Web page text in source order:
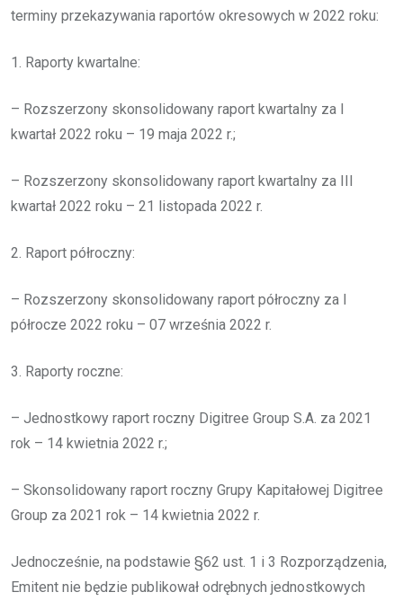
terminy przekazywania raportów okresowych w 2022 roku:
1. Raporty kwartalne:
– Rozszerzony skonsolidowany raport kwartalny za I
kwartał 2022 roku – 19 maja 2022 r.;
– Rozszerzony skonsolidowany raport kwartalny za III
kwartał 2022 roku – 21 listopada 2022 r.
2. Raport półroczny:
– Rozszerzony skonsolidowany raport półroczny za I
półrocze 2022 roku – 07 września 2022 r.
3. Raporty roczne:
– Jednostkowy raport roczny Digitree Group S.A. za 2021
rok – 14 kwietnia 2022 r.;
– Skonsolidowany raport roczny Grupy Kapitałowej Digitree
Group za 2021 rok – 14 kwietnia 2022 r.
Jednocześnie, na podstawie §62 ust. 1 i 3 Rozporządzenia,
Emitent nie będzie publikował odrębnych jednostkowych